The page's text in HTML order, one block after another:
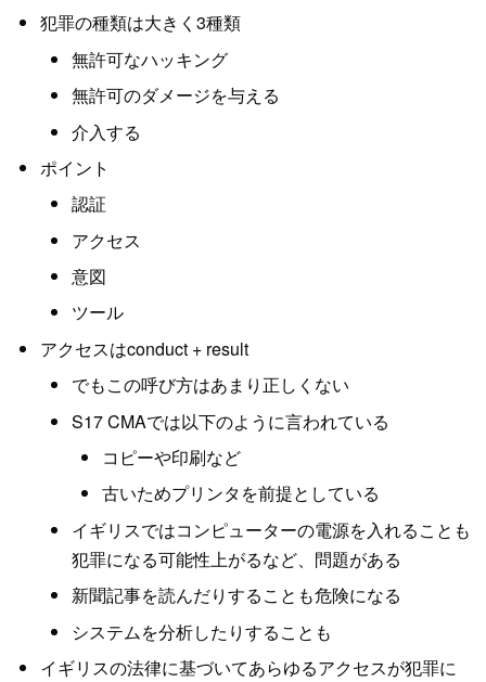
犯罪の種類は大きく3種類
無許可なハッキング
無許可のダメージを与える
介入する
ポイント
認証
アクセス
意図
ツール
アクセスはconduct + result
でもこの呼び方はあまり正しくない
S17 CMAでは以下のように言われている
コピーや印刷など
古いためプリンタを前提としている
イギリスではコンピューターの電源を入れることも
犯罪になる可能性上がるなど、問題がある
新聞記事を読んだりすることも危険になる
システムを分析したりすることも
イギリスの法律に基づいてあらゆるアクセスが犯罪に